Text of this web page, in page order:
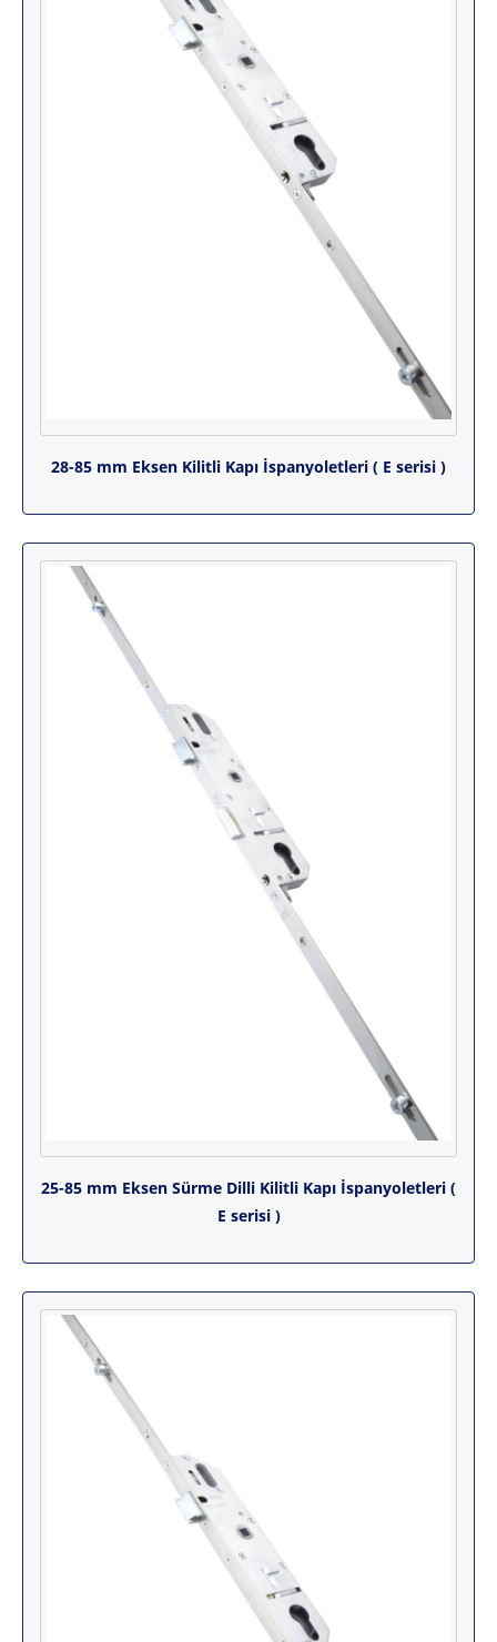
28-85 mm Eksen Kilitli Kapı İspanyoletleri ( E serisi )
25-85 mm Eksen Sürme Dilli Kilitli Kapı İspanyoletleri (
E serisi )